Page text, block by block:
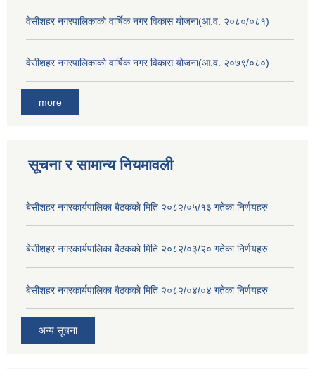
वेसीशहर नगरपालिकाको वार्षिक नगर विकास योजना(आ.व. २०८०/०८१)
वेसीशहर नगरपालिकाको वार्षिक नगर विकास योजना(आ.व. २०७९/०८०)
more
सूचना र सामान्य नियमावली
बे‍‍सीशहर नगरकार्यपालिका बैठककाे मिति २०८२/०५/१३ गतेका निर्णयहरु
बे‍‍सीशहर नगरकार्यपालिका बैठककाे मिति २०८२/०३/२० गतेका निर्णयहरु
बे‍‍सीशहर नगरकार्यपालिका बैठककाे मिति २०८२/०४/०४ गतेका निर्णयहरु
अन्य सूचना